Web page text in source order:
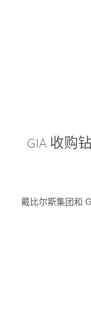
GIA 收购
戴比尔斯集团和